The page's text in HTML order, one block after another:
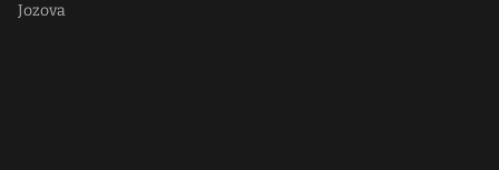
Jozova